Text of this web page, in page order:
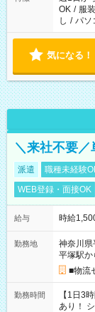
OK / 服
し / パソ
気になる！
＼来社不要
派遣 職種未経験
WEB登録・面接OK
給与 時給
勤務地
神奈川県
平塚駅
■物流
勤務時間
【1日3
あり！